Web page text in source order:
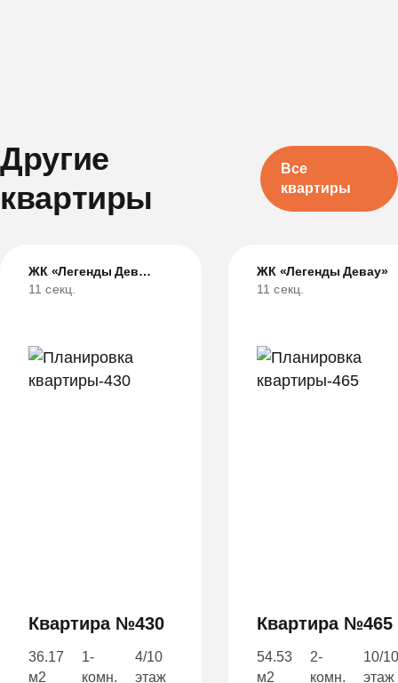
Другие
квартиры
Все
квартиры
ЖК «Легенды Девау»
11 секц.
Квартира №430
36.17
м2
1-
комн.
4/10
этаж
ЖК «Легенды Девау»
11 секц.
Квартира №465
54.53
м2
2-
комн.
10/10
этаж